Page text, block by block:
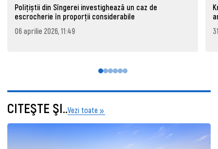
Polițiștii din Sîngerei investighează un caz de
escrocherie în proporții considerabile
06 aprilie 2026, 11:49
CITEŞTE ŞI..Vezi toate